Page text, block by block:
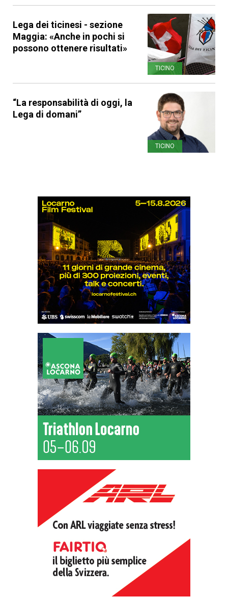
Lega dei ticinesi - sezione
Maggia: «Anche in pochi si
possono ottenere risultati»
TICINO
“La responsabilità di oggi, la
Lega di domani”
TICINO